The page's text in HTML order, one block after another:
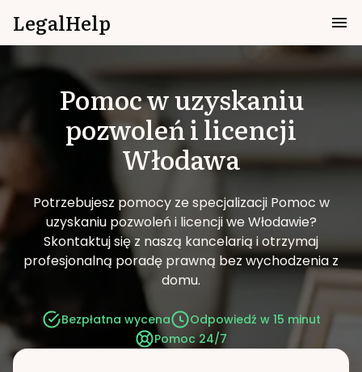
LegalHelp
Pomoc w uzyskaniu
pozwoleń i licencji
Włodawa
Potrzebujesz pomocy ze specjalizacji Pomoc w
uzyskaniu pozwoleń i licencji we Włodawie?
Skontaktuj się z naszą kancelarią i otrzymaj
profesjonalną poradę prawną bez wychodzenia z
domu.
Bezpłatna wycena
Odpowiedź w 15 minut
Pomoc 24/7